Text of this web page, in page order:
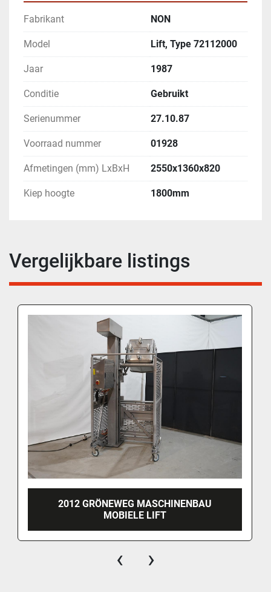
Fabrikant NON
Model Lift, Type 72112000
Jaar 1987
Conditie Gebruikt
Serienummer 27.10.87
Voorraad nummer 01928
Afmetingen (mm) LxBxH 2550x1360x820
Kiep hoogte 1800mm
Vergelijkbare listings
2012 GRÖNEWEG MASCHINENBAU
MOBIELE LIFT
‹ ›